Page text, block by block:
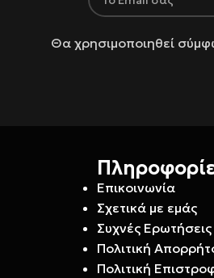
Θα χρησιμοποιηθεί
Επικοινωνία
Σχετικά με εμάς
Συχνές Ερωτήσεις
Πολιτική
Πολιτική